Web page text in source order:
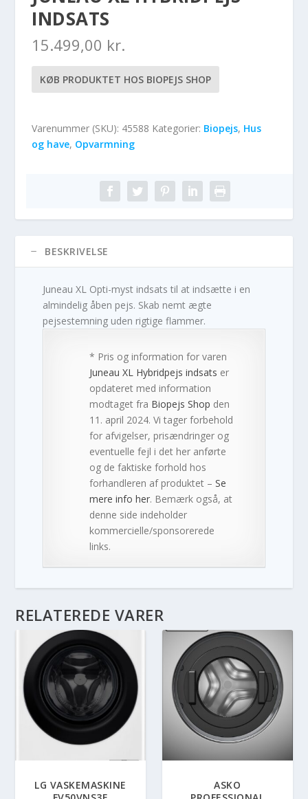
INDSATS
15.499,00 kr.
KØB PRODUKTET HOS BIOPEJS SHOP
Varenummer (SKU): 45588 Kategorier: Biopejs, Hus
og have, Opvarmning
BESKRIVELSE
Juneau XL Opti-myst indsats til at indsætte i en
almindelig åben pejs. Skab nemt ægte
pejsestemning uden rigtige flammer.
* Pris og information for varen
Juneau XL Hybridpejs indsats er
opdateret med information
modtaget fra Biopejs Shop den
11. april 2024. Vi tager forbehold
for afvigelser, prisændringer og
eventuelle fejl i det her anførte
og de faktiske forhold hos
forhandleren af produktet –Se
mere info her. Bemærk også, at
denne side indeholder
kommercielle/sponsorerede
links.
RELATEREDE VARER
LG VASKEMASKINE
ASKO